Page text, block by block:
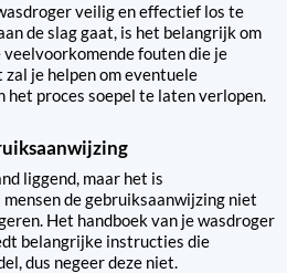
veilig en effectief los te
de slag gaat, is het belangrijk om
fouten die je
je helpen om eventuele
het proces soepel te laten verlopen.
liggend, maar het is
de gebruiksaanwijzing niet
Het handboek van je wasdroger
belangrijke instructies die
dus negeer deze niet.